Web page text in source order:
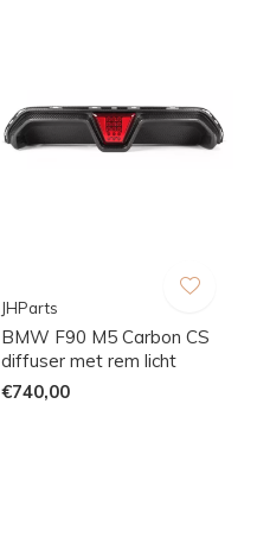
JHParts
BMW F90 M5 Carbon CS
diffuser met rem licht
€740,00